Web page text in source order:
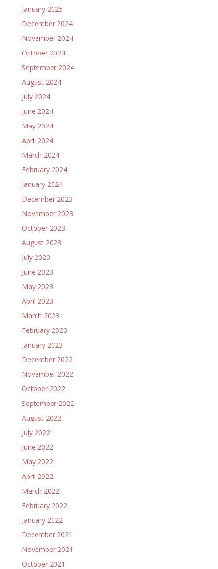
January 2025
December 2024
November 2024
October 2024
September 2024
August 2024
July 2024
June 2024
May 2024
April 2024
March 2024
February 2024
January 2024
December 2023
November 2023
October 2023
August 2023
July 2023
June 2023
May 2023
April 2023
March 2023
February 2023
January 2023
December 2022
November 2022
October 2022
September 2022
August 2022
July 2022
June 2022
May 2022
April 2022
March 2022
February 2022
January 2022
December 2021
November 2021
October 2021